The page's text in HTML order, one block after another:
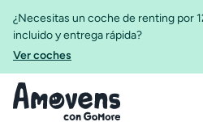
¿Necesitas un coche de renting por
incluido y entrega rápida?
Ver coches